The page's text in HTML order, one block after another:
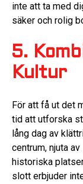
inte att ta med
säker och rolig
5.
Kultur
För att få ut det
tid att utforska
lång dag av
centrum, njuta
historiska
slott erbjuder